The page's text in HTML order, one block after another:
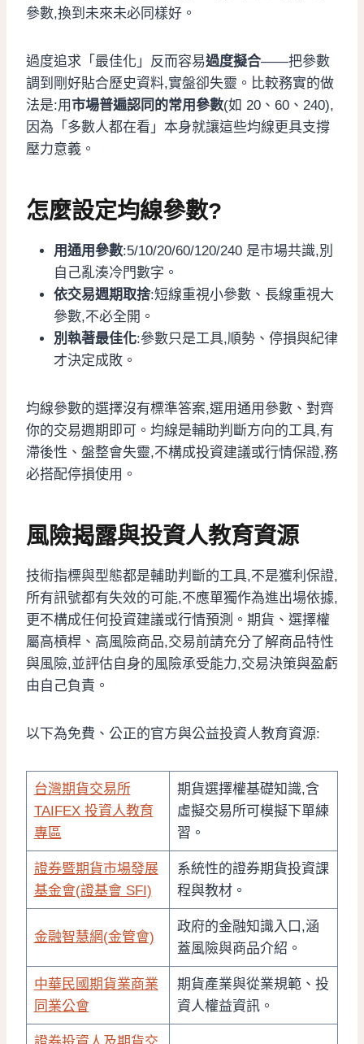
參數,換到未來未必同樣好。
過度追求「最佳化」反而容易過度擬合——把參數
調到剛好貼合歷史資料,實盤卻失靈。比較務實的做
法是:用市場普遍認同的常用參數(如 20、60、240),
因為「多數人都在看」本身就讓這些均線更具支撐
壓力意義。
怎麼設定均線參數?
用通用參數:5/10/20/60/120/240 是市場共識,別
自己亂湊冷門數字。
依交易週期取捨:短線重視小參數、長線重視大
參數,不必全開。
別執著最佳化:參數只是工具,順勢、停損與紀律
才決定成敗。
均線參數的選擇沒有標準答案,選用通用參數、對齊
你的交易週期即可。均線是輔助判斷方向的工具,有
滯後性、盤整會失靈,不構成投資建議或行情保證,務
必搭配停損使用。
風險揭露與投資人教育資源
技術指標與型態都是輔助判斷的工具,不是獲利保證,
所有訊號都有失效的可能,不應單獨作為進出場依據,
更不構成任何投資建議或行情預測。期貨、選擇權
屬高槓桿、高風險商品,交易前請充分了解商品特性
與風險,並評估自身的風險承受能力,交易決策與盈虧
由自己負責。
以下為免費、公正的官方與公益投資人教育資源:
台灣期貨交易所
TAIFEX 投資人教育
專區
期貨選擇權基礎知識,含
虛擬交易所可模擬下單練
習。
證券暨期貨市場發展
基金會(證基會 SFI)
系統性的證券期貨投資課
程與教材。
金融智慧網(金管會)
政府的金融知識入口,涵
蓋風險與商品介紹。
中華民國期貨業商業
同業公會
期貨產業與從業規範、投
資人權益資訊。